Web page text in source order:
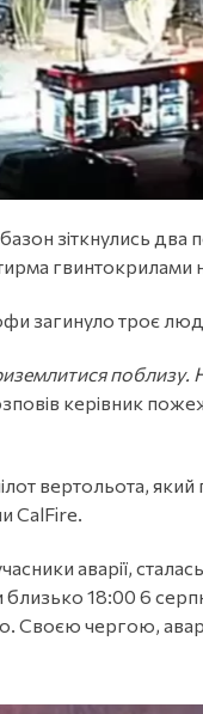
зіткнулись
загинуло троє
поблизу.
керівник
вертольота,
CalFire.
аварії,
18:00 6
Своєю чергою,